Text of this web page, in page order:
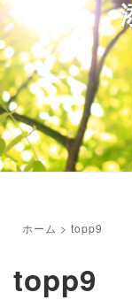
ホーム > topp9
topp9